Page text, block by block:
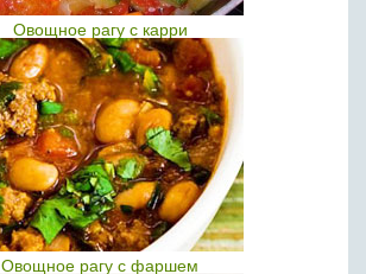
Овощное рагу с карри
Овощное рагу с фаршем